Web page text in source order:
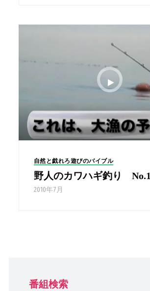
自然と戯れろ遊びのバイブル
野人のカワハギ釣り No.1
2010年7月
番組検索